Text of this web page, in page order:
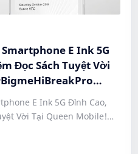
E Ink 5G
Đọc Sách Tuyệt Vời
E Ink 5G Đỉnh Cao,
Vời Tại Queen Mobile!